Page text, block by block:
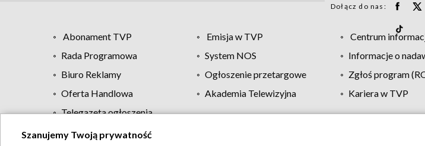
Dołącz do nas:
Abonament TVP Emisja w TVP Centrum
Rada Programowa
System NOS Informacje o
Biuro Reklamy
Ogłoszenie przetargowe Zgłoś program
Oferta Handlowa
Akademia Telewizyjna Kariera w TVP
Telegazeta ogłoszenia
Szanujemy Twoją prywatność